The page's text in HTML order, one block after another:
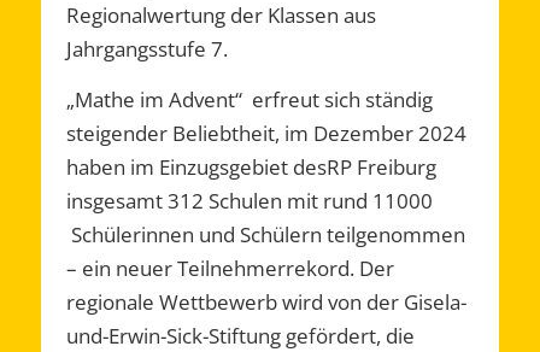
Regionalwertung der Klassen aus
Jahrgangsstufe 7.
„Mathe im Advent“ erfreut sich ständig
steigender Beliebtheit, im Dezember 2024
haben im Einzugsgebiet desRP Freiburg
insgesamt 312 Schulen mit rund 11000
Schülerinnen und Schülern teilgenommen
– ein neuer Teilnehmerrekord. Der
regionale Wettbewerb wird von der Gisela-
und-Erwin-Sick-Stiftung gefördert, die